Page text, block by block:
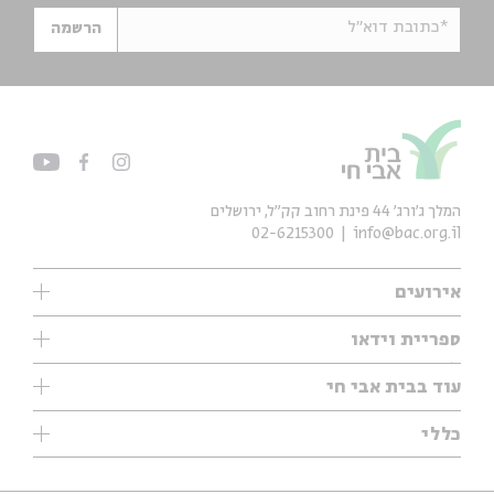
*כתובת דוא"ל הרשמה
אירועים
עיון
אנגלית
נוער
ספריית וידאו
ילדים
מוזיקה
עיון
מיוחדים
עוד בבית אבי חי
תערוכות
מיוחדים
כללי
אודות
המלך ג'ורג' 44 פינת רחוב קק״ל, ירושלים
info@bac.org.il
02-6215300